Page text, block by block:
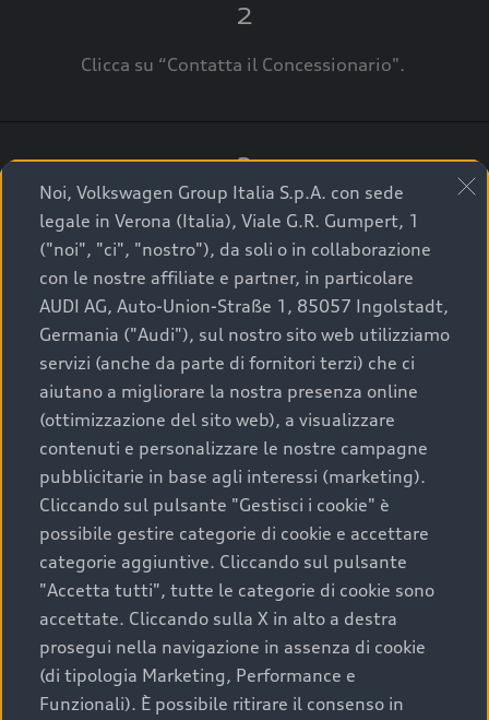
2
Clicca su “Contatta il Concessionario".
3
A breve verrai ricontattato dal Customer Care
Audi Center o direttamente dal Concessionario
che ti supporterà per finalizzare la tua richiesta.
La qualità di acquistare
un’auto usata Audi
Scegliere un’auto usata è una decisione che coniuga
convenienza, affidabilità e sostenibilità. Per fare un
acquisto sicuro, è essenziale considerare aspetti
determinanti come la garanzia inclusa e l’affidabilità del
marchio. Audi offre l’auto usata perfetta tramite Audi
Prima Scelta :plus
Noi, Volkswagen Group Italia S.p.A. con sede
legale in Verona (Italia), Viale G.R. Gumpert, 1
("noi", "ci", "nostro"), da soli o in collaborazione
con le nostre affiliate e partner, in particolare
AUDI AG, Auto-Union-Straße 1, 85057 Ingolstadt,
Germania ("Audi"), sul nostro sito web utilizziamo
servizi (anche da parte di fornitori terzi) che ci
aiutano a migliorare la nostra presenza online
(ottimizzazione del sito web), a visualizzare
contenuti e personalizzare le nostre campagne
pubblicitarie in base agli interessi (marketing).
Cliccando sul pulsante "Gestisci i cookie" è
possibile gestire categorie di cookie e accettare
categorie aggiuntive. Cliccando sul pulsante
"Accetta tutti", tutte le categorie di cookie sono
accettate. Cliccando sulla X in alto a destra
prosegui nella navigazione in assenza di cookie
(di tipologia Marketing, Performance e
Funzionali). È possibile ritirare il consenso in